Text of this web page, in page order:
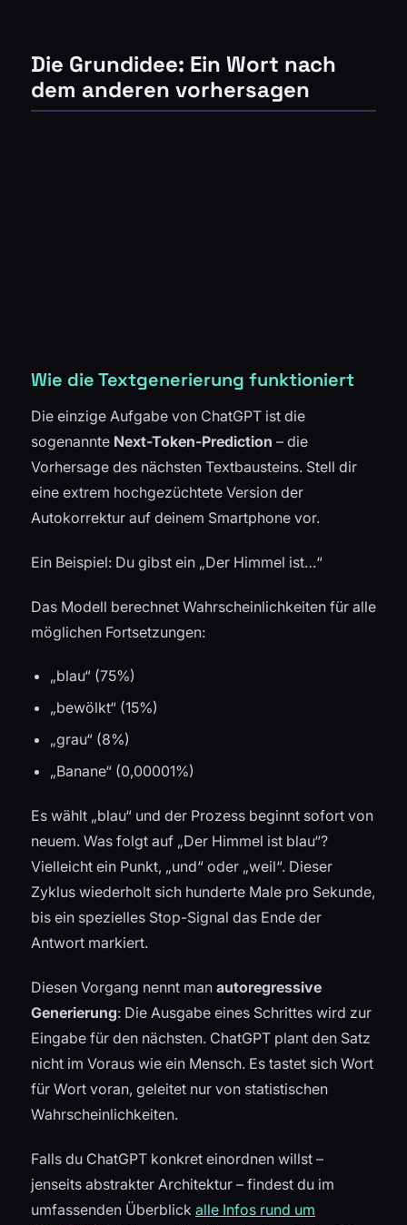
Die Grundidee: Ein Wort nach
dem anderen vorhersagen
Wie die Textgenerierung funktioniert
Die einzige Aufgabe von ChatGPT ist die
sogenannte Next-Token-Prediction – die
Vorhersage des nächsten Textbausteins. Stell dir
eine extrem hochgezüchtete Version der
Autokorrektur auf deinem Smartphone vor.
Ein Beispiel: Du gibst ein „Der Himmel ist…“
Das Modell berechnet Wahrscheinlichkeiten für alle
möglichen Fortsetzungen:
„blau“ (75%)
„bewölkt“ (15%)
„grau“ (8%)
„Banane“ (0,00001%)
Es wählt „blau“ und der Prozess beginnt sofort von
neuem. Was folgt auf „Der Himmel ist blau“?
Vielleicht ein Punkt, „und“ oder „weil“. Dieser
Zyklus wiederholt sich hunderte Male pro Sekunde,
bis ein spezielles Stop-Signal das Ende der
Antwort markiert.
Diesen Vorgang nennt man autoregressive
Generierung: Die Ausgabe eines Schrittes wird zur
Eingabe für den nächsten. ChatGPT plant den Satz
nicht im Voraus wie ein Mensch. Es tastet sich Wort
für Wort voran, geleitet nur von statistischen
Wahrscheinlichkeiten.
Falls du ChatGPT konkret einordnen willst –
jenseits abstrakter Architektur – findest du im
umfassenden Überblick alle Infos rund um